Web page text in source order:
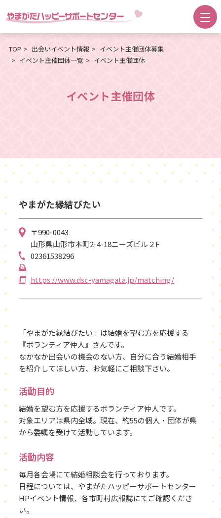
TOP 出会いイベント情報
イベント主催団体募集
イベント主催団体一覧
イベント主催団体
イベント主催団体
やまがた縁結びたい
〒990-0043
山形県山形市本町2-4-18ニーズビル２F
02361538296
https://www.dsc-yamagata.jp/matching/
「やまがた縁結びたい」は結婚を望む方を応援する
『ボランティア仲人』さんです。
なかなか出会いの機会のない方、自分に合う結婚相手
を紹介してほしい方、お気軽にご相談下さい。
活動目的
結婚を望む方を応援するボランティア仲人です。
対象エリアは県内全域。現在、約55の個人・団体が県
から委嘱を受けて活動しています。
活動内容
毎月各会場にて結婚相談会を行っております。
日程については、やまがたハッピーサポートセンター
HPイベント情報、各市町村広報誌にてご確認くださ
い。